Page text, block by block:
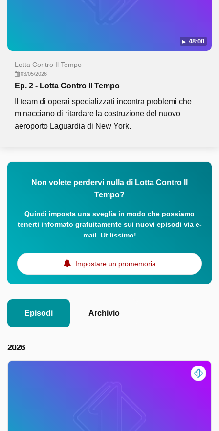
48:00
Lotta Contro Il Tempo
03/05/2026
Ep. 2 - Lotta Contro Il Tempo
Il team di operai specializzati incontra problemi che
minacciano di ritardare la costruzione del nuovo
aeroporto Laguardia di New York.
Non volete perdervi nulla di Lotta Contro Il
Tempo?
Quindi imposta una sveglia in modo che possiamo
tenerti informato gratuitamente sui nuovi episodi via e-
mail. Utilissimo!
Impostare un promemoria
Episodi Archivio
2026